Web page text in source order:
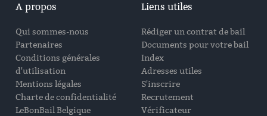
A propos
Qui sommes-nous
Partenaires
Conditions générales
d'utilisation
Mentions légales
Charte de confidentialité
LeBonBail Belgique
Liens utiles
Rédiger un contrat de bail
Documents pour votre bail
Index
Adresses utiles
S'inscrire
Recrutement
Vérificateur